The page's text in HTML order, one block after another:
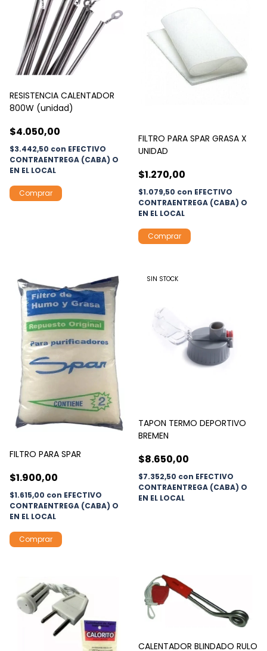
RESISTENCIA CALENTADOR
800W (unidad)
$4.050,00
$3.442,50 con EFECTIVO
CONTRAENTREGA (CABA) O
EN EL LOCAL
FILTRO PARA SPAR GRASA X
UNIDAD
$1.270,00
$1.079,50 con EFECTIVO
CONTRAENTREGA (CABA) O
EN EL LOCAL
FILTRO PARA SPAR
$1.900,00
$1.615,00 con EFECTIVO
CONTRAENTREGA (CABA) O
EN EL LOCAL
SIN STOCK
TAPON TERMO DEPORTIVO
BREMEN
$8.650,00
$7.352,50 con EFECTIVO
CONTRAENTREGA (CABA) O
EN EL LOCAL
CALENTADOR BLINDADO RULO